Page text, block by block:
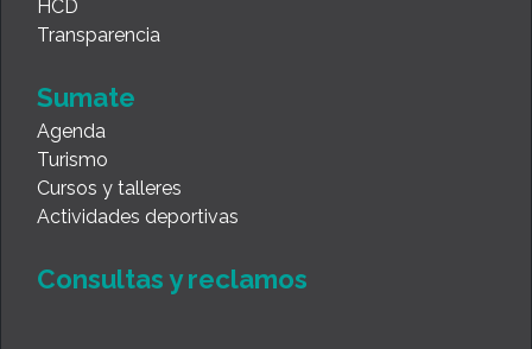
HCD
Transparencia
Sumate
Agenda
Turismo
Cursos y talleres
Actividades deportivas
Consultas y reclamos